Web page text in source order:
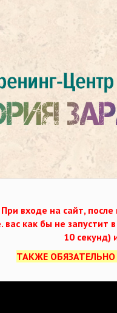
При входе на сайт,
вас как бы не
10 секунд)
ТАКЖЕ